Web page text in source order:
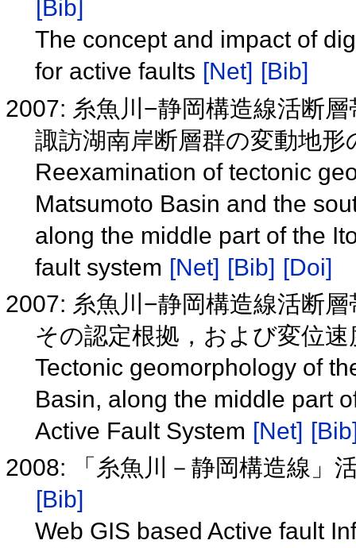
[Bib]
The concept and impact of
for active faults [Net] [Bib]
2007: 糸魚川−静岡構造線活断
諏訪湖南岸断層群の変動地
Reexamination of tectonic
Matsumoto Basin and the
along the middle part of the
fault system [Net] [Bib] [Doi]
2007: 糸魚川−静岡構造線活断
その認定根拠，および変位
Tectonic geomorphology of
Basin, along the middle part
Active Fault System [Net]
2008: 「糸魚川－静岡構造線」
[Bib]
Web GIS based Active fault